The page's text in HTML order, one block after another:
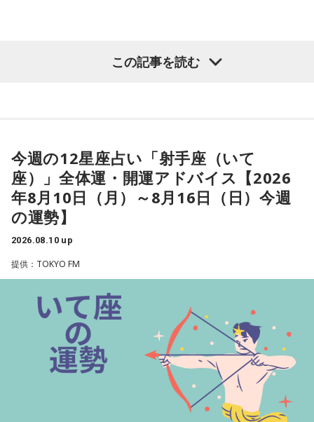
★ワンポイントアドバイス★
たくさんの情報が入りそうですが、必要なものと不要なもの
をしっかり区別していくと良いでしょう。
■監修者プロフィール：夏目みやび（なつめ・みやび）
リピーターも多く、心の琴線に触れると話題に。占いや開運
術」など数多くのコンテンツもリリース。
Webサイト：https://selene-uranai.com/
オンライン占いセレーネ：
https://online-uranai.jp/
この記事を読む
今週の12星座占い「射手座（いて
座）」全体運・開運アドバイス【2026
年8月10日（月）～8月16日（日）今週
の運勢】
2026.08.10 up
提供：TOKYO FM